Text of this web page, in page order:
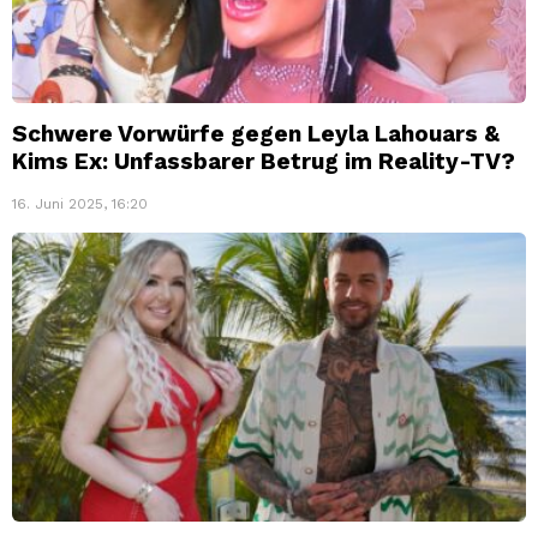
Schwere Vorwürfe gegen Leyla Lahouars &
Kims Ex: Unfassbarer Betrug im Reality-TV?
16. Juni 2025, 16:20